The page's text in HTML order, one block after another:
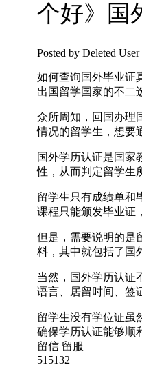
个好》国
Posted byDeleted User
如何查询国外毕业证
出国留学国家的不二
众所周知，回国办理
情况的留学生，想要
国外学历认证是国家
性，从而判定留学生
留学生只有成绩单和
课程只能颁发毕业证
但是，需要说明的是
料，其中就包括了国
当然，国外学历认证
语言、居留时间、签
留学生没有学位证虽
确保学历认证能够顺
留信 留服
515132